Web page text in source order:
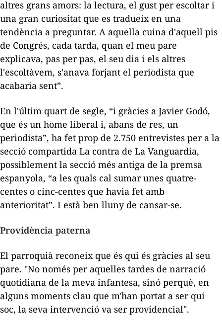
altres grans amors: la lectura, el gust per escoltar i
una gran curiositat que es tradueix en una
tendència a preguntar. A aquella cuina d'aquell pis
de Congrés, cada tarda, quan el meu pare
explicava, pas per pas, el seu dia i els altres
l'escoltàvem, s'anava forjant el periodista que
acabaria sent”.
En l'últim quart de segle, “i gràcies a Javier Godó,
que és un home liberal i, abans de res, un
periodista”, ha fet prop de 2.750 entrevistes per a la
secció compartida La contra de La Vanguardia,
possiblement la secció més antiga de la premsa
espanyola, “a les quals cal sumar unes quatre-
centes o cinc-centes que havia fet amb
anterioritat”. I està ben lluny de cansar-se.
Providència paterna
El parroquià reconeix que és qui és gràcies al seu
pare. "No només per aquelles tardes de narració
quotidiana de la meva infantesa, sinó perquè, en
alguns moments clau que m'han portat a ser qui
soc, la seva intervenció va ser providencial".